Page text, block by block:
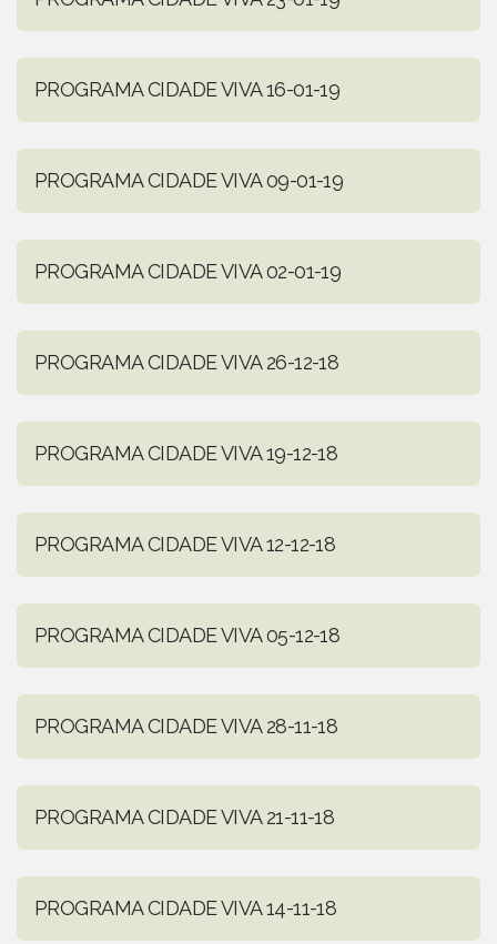
PROGRAMA CIDADE VIVA 16-01-19
PROGRAMA CIDADE VIVA 09-01-19
PROGRAMA CIDADE VIVA 02-01-19
PROGRAMA CIDADE VIVA 26-12-18
PROGRAMA CIDADE VIVA 19-12-18
PROGRAMA CIDADE VIVA 12-12-18
PROGRAMA CIDADE VIVA 05-12-18
PROGRAMA CIDADE VIVA 28-11-18
PROGRAMA CIDADE VIVA 21-11-18
PROGRAMA CIDADE VIVA 14-11-18